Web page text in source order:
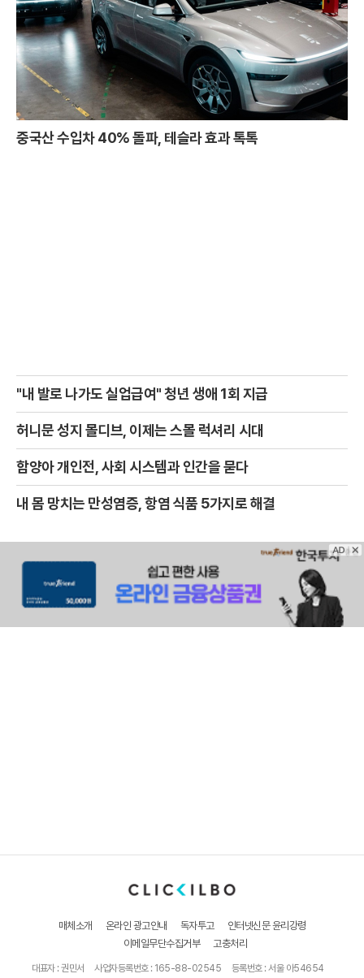
중국산 수입차 40% 돌파, 테슬라 효과 톡톡
"내 발로 나가도 실업급여" 청년 생애 1회 지급
허니문 성지 몰디브, 이제는 스몰 럭셔리 시대
함양아 개인전, 사회 시스템과 인간을 묻다
내 몸 망치는 만성염증, 항염 식품 5가지로 해결
매체소개 온라인 광고안내 독자투고
인터넷신문 윤리강령
이메일무단수집거부
고충처리
대표자 : 권민서 사업자등록번호 : 165-88-02545
등록번호 : 서울 아54654